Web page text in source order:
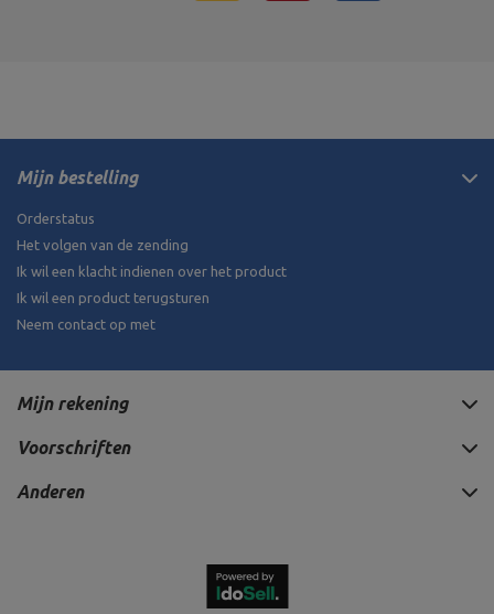
Mijn bestelling
Orderstatus
Het volgen van de zending
Ik wil een klacht indienen over het product
Ik wil een product terugsturen
Neem contact op met
Mijn rekening
Voorschriften
Anderen